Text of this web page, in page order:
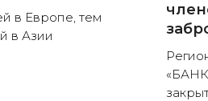
в Европе, тем
в Азии